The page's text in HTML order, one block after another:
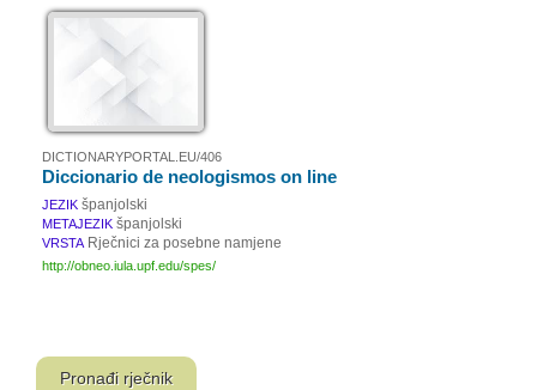
DICTIONARYPORTAL.EU/406
Diccionario de neologismos on line
JEZIK španjolski
METAJEZIK španjolski
VRSTA Rječnici za posebne namjene
http://obneo.iula.upf.edu/spes/
Pronađi rječnik